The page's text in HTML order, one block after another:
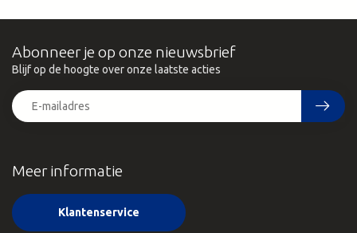
Meer informatie
Klantenservice
Abonneer je op onze nieuwsbrief
Blijf op de hoogte over onze laatste acties